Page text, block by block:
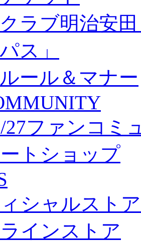
ラブ明治安
ス」
ール＆マナー
27ファンコミ
トショップ
シャルスト
インストア